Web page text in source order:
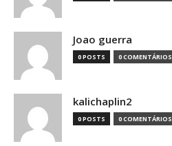
Joao guerra
0 POSTS 0 COMENTÁRIOS
kalichaplin2
0 POSTS 0 COMENTÁRIOS